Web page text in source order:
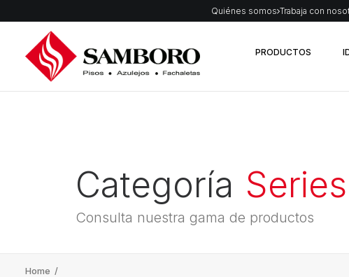
Quiénes somos Trabaja con
PRODUCTOS
Categoría Series
Consulta nuestra gama de productos
Home /